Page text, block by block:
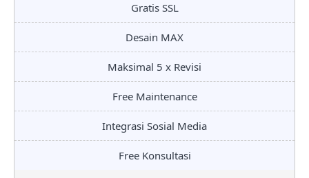
Gratis SSL
Desain MAX
Maksimal 5 x Revisi
Free Maintenance
Integrasi Sosial Media
Free Konsultasi